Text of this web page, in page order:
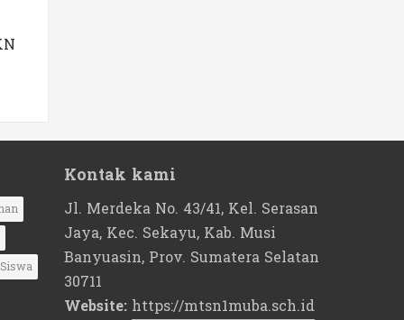
Siswa
Kontak kami
Jl. Merdeka No. 43/41, Kel. Serasan
Jaya, Kec. Sekayu, Kab. Musi
Banyuasin, Prov. Sumatera Selatan
30711
Website: https://mtsn1muba.sch.id